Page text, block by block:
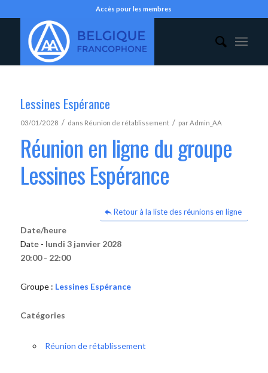
Accès pour les membres
Lessines Espérance
03/01/2028 / dans Réunion de rétablissement / parAdmin_AA
Réunion en ligne du groupe
Lessines Espérance
Retour à la liste des réunions en ligne
Date/heure
Date - lundi 3 janvier 2028
20:00 - 22:00
Groupe : Lessines Espérance
Catégories
Réunion de rétablissement